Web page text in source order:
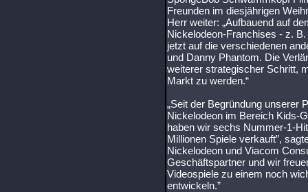
Freunden im diesjährigen
Herr weiter: „Aufbauend auf
Nickelodeon-Franchises - z.
jetzt auf die verschiedenen
und Danny Phantom. Die
weiterer strategischer Schritt,
Markt zu werden.“
„Seit der Begründung unserer
Nickelodeon im Bereich Kids-
haben wir sechs Nummer-1-
Millionen Spiele verkauft”,
Nickelodeon und Viacom
Geschäftspartner und wir
Videospiele zu einem noch
entwickeln.”